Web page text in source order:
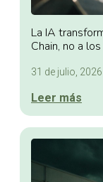
La IA
Chain, no a
31 de julio, 2026
Leer más